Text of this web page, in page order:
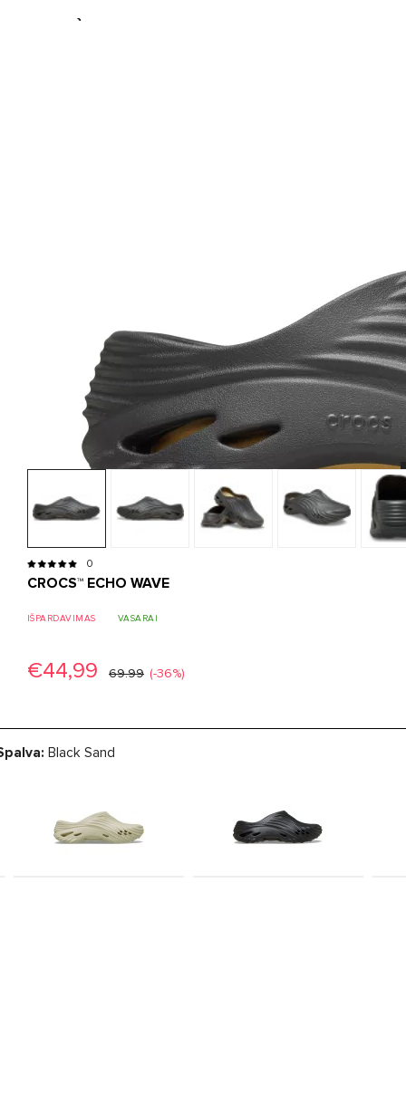
0
CROCS™ ECHO WAVE
IŠPARDAVIMAS VASARAI
€44,99 69.99 (-36%)
Black Sand